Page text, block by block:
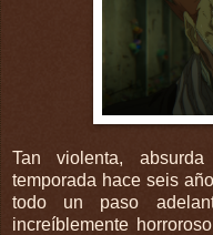
Tan violenta,
temporada hace seis
todo un paso
increíblemente